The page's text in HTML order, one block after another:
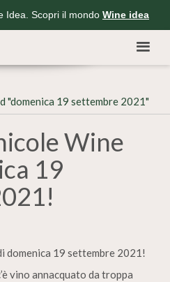
Idea. Scopri il mondo Wine idea
"domenica 19 settembre 2021"
Wine
19
domenica 19 settembre 2021!
vino annacquato da troppa